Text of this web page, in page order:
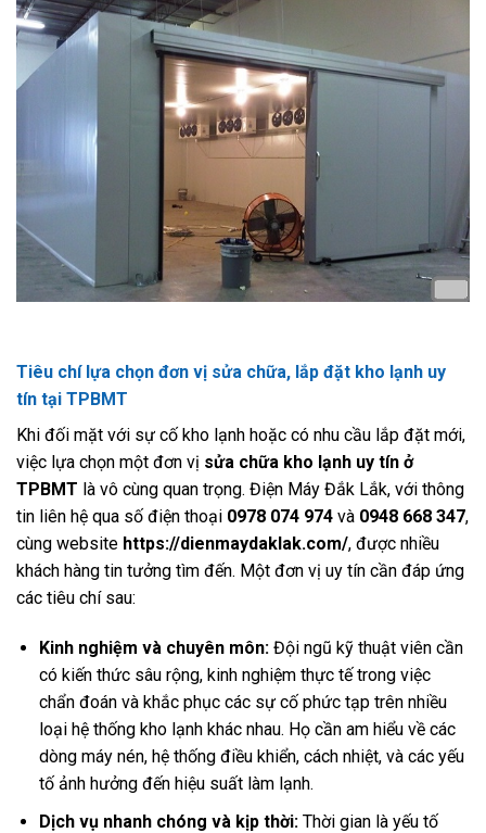
Tiêu chí lựa chọn đơn vị sửa chữa, lắp đặt kho lạnh uy
tín tại TPBMT
Khi đối mặt với sự cố kho lạnh hoặc có nhu cầu lắp đặt mới,
việc lựa chọn một đơn vị sửa chữa kho lạnh uy tín ở
TPBMT là vô cùng quan trọng. Điện Máy Đắk Lắk, với thông
tin liên hệ qua số điện thoại 0978 074 974 và 0948 668 347,
cùng website https://dienmaydaklak.com/, được nhiều
khách hàng tin tưởng tìm đến. Một đơn vị uy tín cần đáp ứng
các tiêu chí sau:
Kinh nghiệm và chuyên môn:Đội ngũ kỹ thuật viên cần
có kiến thức sâu rộng, kinh nghiệm thực tế trong việc
chẩn đoán và khắc phục các sự cố phức tạp trên nhiều
loại hệ thống kho lạnh khác nhau. Họ cần am hiểu về các
dòng máy nén, hệ thống điều khiển, cách nhiệt, và các yếu
tố ảnh hưởng đến hiệu suất làm lạnh.
Dịch vụ nhanh chóng và kịp thời:Thời gian là yếu tố